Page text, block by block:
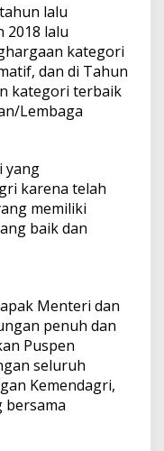
lalu
2018 lalu
kategori
dan di Tahun
kategori terbaik
Lembaga
yang
karena telah
memiliki
baik dan
Menteri dan
penuh dan
Puspen
seluruh
Kemendagri,
bersama